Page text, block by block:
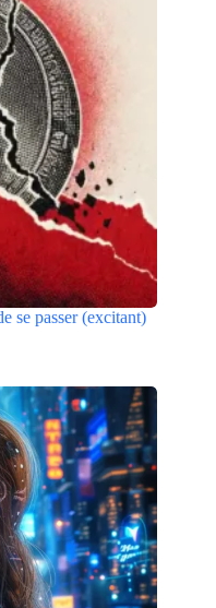
se passer (excitant)